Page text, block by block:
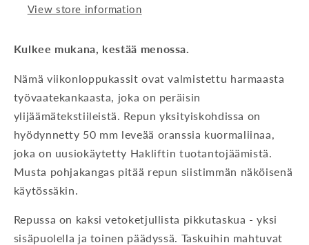
View store information
Kulkee mukana, kestää menossa.
Nämä viikonloppukassit ovat valmistettu harmaasta
työvaatekankaasta, joka on peräisin
ylijäämätekstiileistä.
Repun yksityiskohdissa on
hyödynnetty 50 mm leveää oranssia kuormaliinaa,
joka on uusiokäytetty Hakliftin tuotantojäämistä.
Musta pohjakangas pitää repun siistimmän näköisenä
käytössäkin.
Repussa on kaksi vetoketjullista pikkutaskua - yksi
sisäpuolella ja toinen päädyssä. Taskuihin mahtuvat